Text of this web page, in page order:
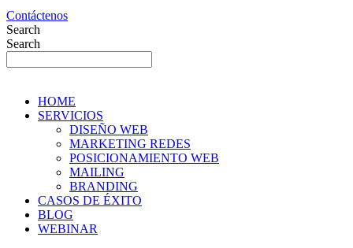
Contáctenos
Search
Search
HOME
SERVICIOS
DISEÑO WEB
MARKETING REDES
POSICIONAMIENTO WEB
MAILING
BRANDING
CASOS DE ÉXITO
BLOG
WEBINAR